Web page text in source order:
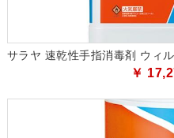
サラヤ 速乾性手指消毒剤 ウィ
￥